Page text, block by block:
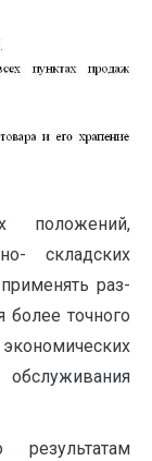
положе­ний,
складских
раз­
точ­ного